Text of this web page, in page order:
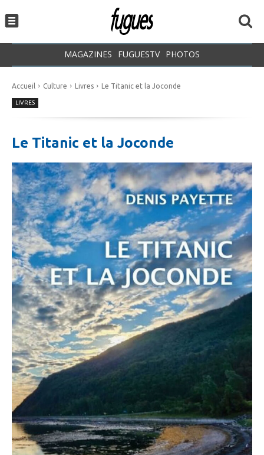
MAGAZINES FUGUESTV PHOTOS
Accueil Culture Livres Le Titanic et la Joconde
LIVRES
Le Titanic et la Joconde